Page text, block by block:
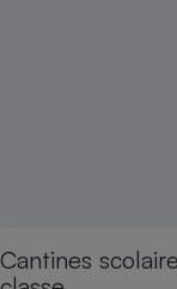
Cantines